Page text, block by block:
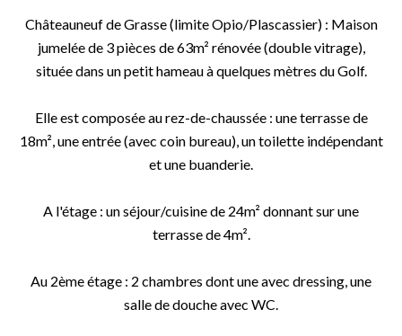
Châteauneuf de Grasse (limite Opio/Plascassier) : Maison
jumelée de 3 pièces de 63m² rénovée (double vitrage),
située dans un petit hameau à quelques mètres du Golf.
Elle est composée au rez-de-chaussée : une terrasse de
18m², une entrée (avec coin bureau), un toilette indépendant
et une buanderie.
A l'étage : un séjour/cuisine de 24m² donnant sur une
terrasse de 4m².
Au 2ème étage : 2 chambres dont une avec dressing, une
salle de douche avec WC.